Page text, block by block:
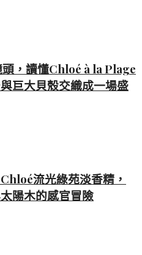
，讀懂Chloé à la Plage
巨大貝殼交織成一場盛
流光綠苑淡香精，
陽木的感官冒險